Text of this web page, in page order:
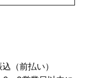
（前払い）